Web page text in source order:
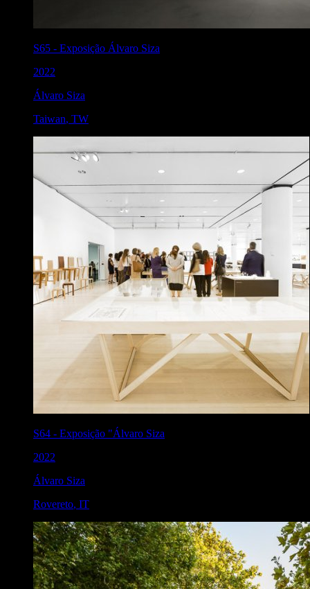
S65 - Exposição Álvaro Siza
2022
Álvaro Siza
Taiwan, TW
S64 - Exposição "Álvaro Siza
2022
Álvaro Siza
Rovereto, IT